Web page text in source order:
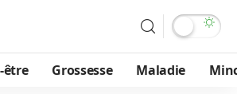
être Grossesse Maladie